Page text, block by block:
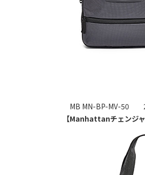
MB MN-BP-MV-50
【Manhattanチェンジ